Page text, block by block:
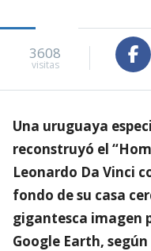
3608
visitas
Una uruguaya
reconstruyó el
Leonardo Da Vinci
fondo de su casa
gigantesca imagen
Google Earth,